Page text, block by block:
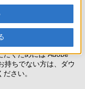
声対応 (26KB)
だくためには Adobe
持ちでない方は、ダウ
さい。